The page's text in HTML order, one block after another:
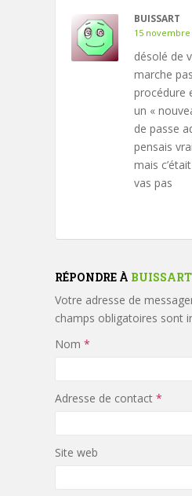
BUISSART
15 novembre
désolé de
marche
procédure
un «
de passe
pensais
mais
vas pas
RÉPONDRE À BUISSART
Votre adresse de
champs obligatoires sont
Nom *
Adresse de contact *
Site web